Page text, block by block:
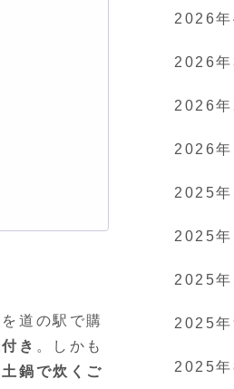
道の駅で購
き 。しかも
鍋で炊くご
2026年
2026年
2026年
2026年
2025年
2025年
2025年
2025年
2025年